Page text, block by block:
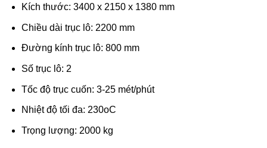
Kích thước: 3400 x 2150 x 1380 mm
Chiều dài trục lô: 2200 mm
Đường kính trục lô: 800 mm
Số trục lô: 2
Tốc độ trục cuốn: 3-25 mét/phút
Nhiệt độ tối đa: 230oC
Trọng lượng: 2000 kg